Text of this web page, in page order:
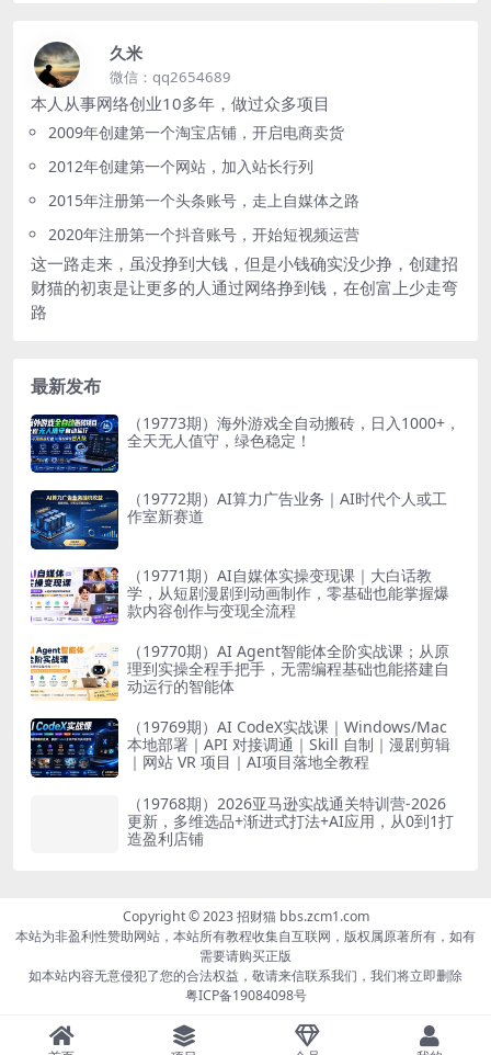
久米
微信：qq2654689
本人从事网络创业10多年，做过众多项目
2009年创建第一个淘宝店铺，开启电商卖货
2012年创建第一个网站，加入站长行列
2015年注册第一个头条账号，走上自媒体之路
2020年注册第一个抖音账号，开始短视频运营
这一路走来，虽没挣到大钱，但是小钱确实没少挣，创建招
财猫的初衷是让更多的人通过网络挣到钱，在创富上少走弯
路
最新发布
（19773期）海外游戏全自动搬砖，日入1000+，
全天无人值守，绿色稳定！
（19772期）AI算力广告业务｜AI时代个人或工
作室新赛道
（19771期）AI自媒体实操变现课｜大白话教
学，从短剧漫剧到动画制作，零基础也能掌握爆
款内容创作与变现全流程
（19770期）AI Agent智能体全阶实战课；从原
理到实操全程手把手，无需编程基础也能搭建自
动运行的智能体
（19769期）AI CodeX实战课｜Windows/Mac
本地部署｜API 对接调通｜Skill 自制｜漫剧剪辑
｜网站 VR 项目｜AI项目落地全教程
（19768期）2026亚马逊实战通关特训营-2026
更新，多维选品+渐进式打法+AI应用，从0到1打
造盈利店铺
Copyright © 2023 招财猫 bbs.zcm1.com
本站为非盈利性赞助网站，本站所有教程收集自互联网，版权属原著所有，如有
需要请购买正版
如本站内容无意侵犯了您的合法权益，敬请来信联系我们，我们将立即删除
粤ICP备19084098号